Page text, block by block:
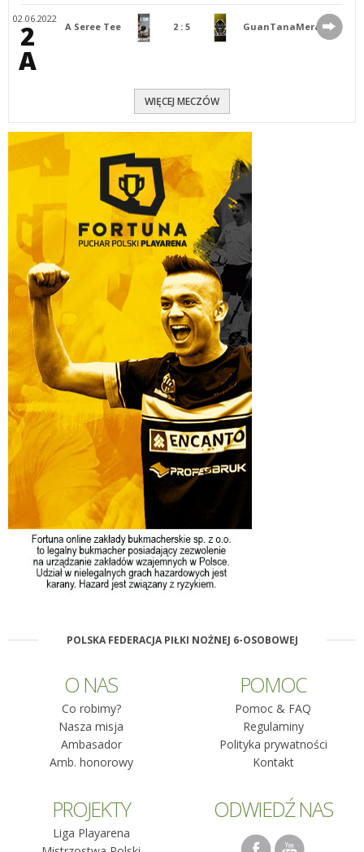
02.06.2022
2
A
A Seree Tee 2 : 5 GuanTanaMera
WIĘCEJ MECZÓW
POLSKA FEDERACJA PIŁKI NOŻNEJ 6-OSOBOWEJ
O NAS
Co robimy?
Nasza misja
Ambasador
Amb. honorowy
POMOC
Pomoc & FAQ
Regulaminy
Polityka prywatności
Kontakt
PROJEKTY
Liga Playarena
ODWIEDŹ NAS